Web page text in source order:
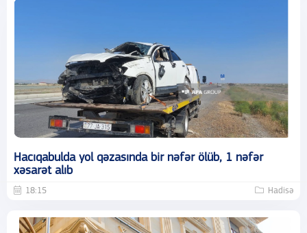
Hacıqabulda yol qəzasında bir nəfər ölüb, 1 nəfər
xəsarət alıb
18:15 Hadisə